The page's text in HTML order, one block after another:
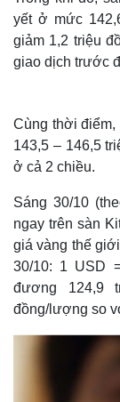
yết ở mức
giảm 1,2 triệu
giao dịch trước
Cùng thời
143,5 – 146,5
ở cả 2 chiều.
Sáng 30/10
ngay trên sàn
giá vàng thế
30/10: 1 USD
đương 124,9
đồng/lượng so